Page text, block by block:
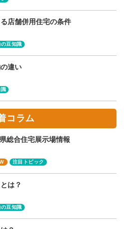
燃焼」でほぼ透明に
た「火室（かしつ）」で、薪
たガスを再度燃やすことで、
し、煙をほぼ透明にしてくれ
の目詰まりを軽減するだけで
にエネルギーを引き出すメリ
とは
ペレットを燃料とした暖房器
ーブの多くは、強制給排気方
強制的に気流を起こすので電
店舗併用住宅の条件
豆知識
違い
識
コラム
総合住宅展示場情報
注目トピック
は？
豆知識